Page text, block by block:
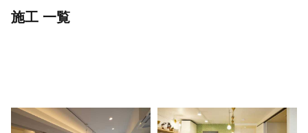
施工 一覧